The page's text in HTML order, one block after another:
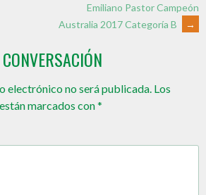
Emiliano Pastor Campeón
Australia 2017 Categoría B
→
electrónico no será publicada. Los
marcados con*